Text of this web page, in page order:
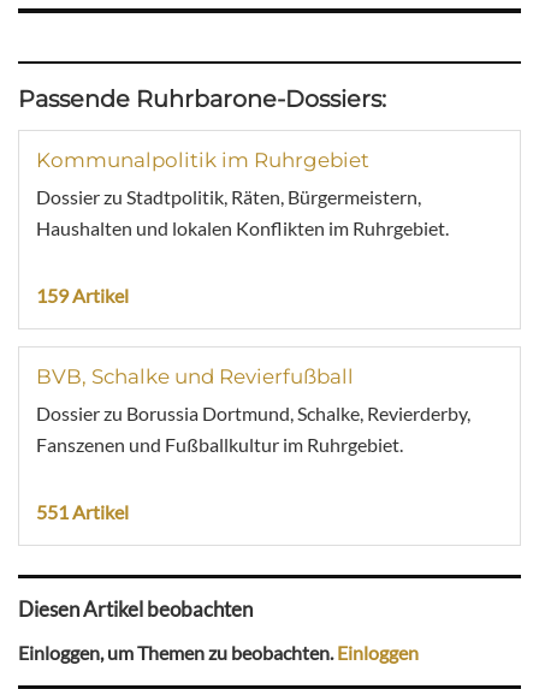
Passende Ruhrbarone-Dossiers:
Kommunalpolitik im Ruhrgebiet
Dossier zu Stadtpolitik, Räten, Bürgermeistern,
Haushalten und lokalen Konflikten im Ruhrgebiet.
159 Artikel
BVB, Schalke und Revierfußball
Dossier zu Borussia Dortmund, Schalke, Revierderby,
Fanszenen und Fußballkultur im Ruhrgebiet.
551 Artikel
Diesen Artikel beobachten
Einloggen, um Themen zu beobachten.Einloggen